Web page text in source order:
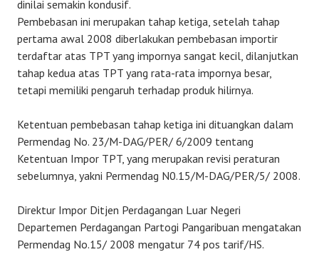
dinilai semakin kondusif.
Pembebasan ini merupakan tahap ketiga, setelah tahap
pertama awal 2008 diberlakukan pembebasan importir
terdaftar atas TPT yang impornya sangat kecil, dilanjutkan
tahap kedua atas TPT yang rata-rata impornya besar,
tetapi memiliki pengaruh terhadap produk hilirnya.
Ketentuan pembebasan tahap ketiga ini dituangkan dalam
Permendag No. 23/M-DAG/PER/ 6/2009 tentang
Ketentuan Impor TPT, yang merupakan revisi peraturan
sebelumnya, yakni Permendag N0.15/M-DAG/PER/5/ 2008.
Direktur Impor Ditjen Perdagangan Luar Negeri
Departemen Perdagangan Partogi Pangaribuan mengatakan
Permendag No.15/ 2008 mengatur 74 pos tarif/HS.